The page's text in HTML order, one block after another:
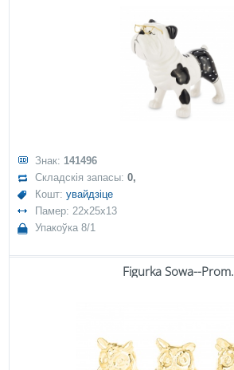
Знак: 141496
Складскія запасы:0,
Кошт:увайдзіце
Памер: 22x25x13
Упакоўка 8/1
Figurka Sowa--Prom.